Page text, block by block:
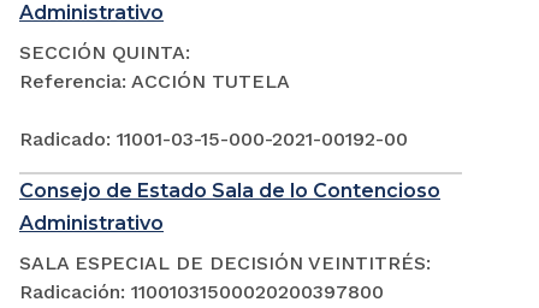
Administrativo
SECCIÓN QUINTA:
Referencia: ACCIÓN TUTELA
Radicado: 11001-03-15-000-2021-00192-00
Consejo de Estado Sala de lo Contencioso
Administrativo
SALA ESPECIAL DE DECISIÓN VEINTITRÉS:
Radicación: 11001031500020200397800